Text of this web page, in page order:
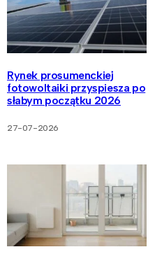
Rynek prosumenckiej
fotowoltaiki przyspiesza po
słabym początku 2026
27-07-2026